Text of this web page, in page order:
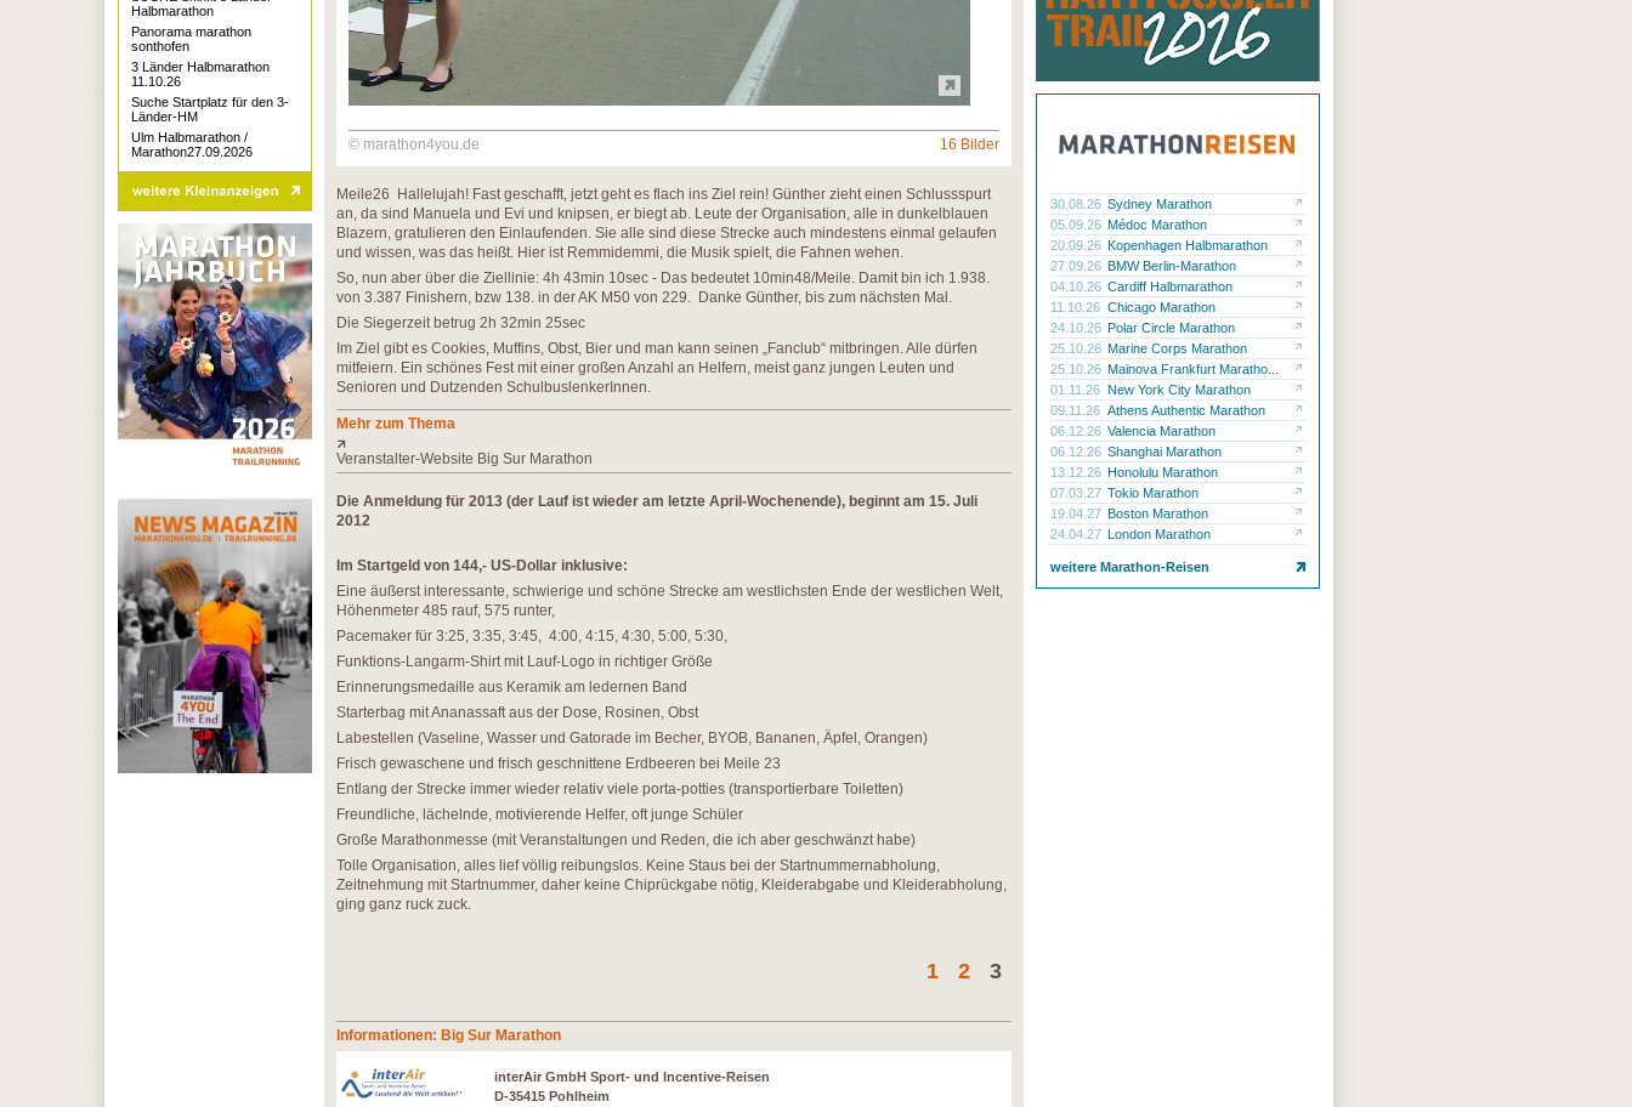
© marathon4you.de 16 Bilder
Meile26 Hallelujah! Fast geschafft, jetzt geht es flach ins Ziel rein! Günther zieht einen Schlussspurt
an, da sind Manuela und Evi und knipsen, er biegt ab. Leute der Organisation, alle in dunkelblauen
Blazern, gratulieren den Einlaufenden. Sie alle sind diese Strecke auch mindestens einmal gelaufen
und wissen, was das heißt. Hier ist Remmidemmi, die Musik spielt, die Fahnen wehen.
So, nun aber über die Ziellinie: 4h 43min 10sec - Das bedeutet 10min48/Meile. Damit bin ich 1.938.
von 3.387 Finishern, bzw 138. in der AK M50 von 229. Danke Günther, bis zum nächsten Mal.
Die Siegerzeit betrug 2h 32min 25sec
Im Ziel gibt es Cookies, Muffins, Obst, Bier und man kann seinen „Fanclub“ mitbringen. Alle dürfen
mitfeiern. Ein schönes Fest mit einer großen Anzahl an Helfern, meist ganz jungen Leuten und
Senioren und Dutzenden SchulbuslenkerInnen.
Mehr zum Thema
Veranstalter-Website Big Sur Marathon
Die Anmeldung für 2013 (der Lauf ist wieder am letzte April-Wochenende), beginnt am 15. Juli
2012
Im Startgeld von 144,- US-Dollar inklusive:
Eine äußerst interessante, schwierige und schöne Strecke am westlichsten Ende der westlichen Welt,
Höhenmeter 485 rauf, 575 runter,
Pacemaker für 3:25, 3:35, 3:45, 4:00, 4:15, 4:30, 5:00, 5:30,
Funktions-Langarm-Shirt mit Lauf-Logo in richtiger Größe
Erinnerungsmedaille aus Keramik am ledernen Band
Starterbag mit Ananassaft aus der Dose, Rosinen, Obst
Labestellen (Vaseline, Wasser und Gatorade im Becher, BYOB, Bananen, Äpfel, Orangen)
Frisch gewaschene und frisch geschnittene Erdbeeren bei Meile 23
Entlang der Strecke immer wieder relativ viele porta-potties (transportierbare Toiletten)
Freundliche, lächelnde, motivierende Helfer, oft junge Schüler
Große Marathonmesse (mit Veranstaltungen und Reden, die ich aber geschwänzt habe)
Tolle Organisation, alles lief völlig reibungslos. Keine Staus bei der Startnummernabholung,
Zeitnehmung mit Startnummer, daher keine Chiprückgabe nötig, Kleiderabgabe und Kleiderabholung,
ging ganz ruck zuck.
1 2 3
Informationen: Big Sur Marathon
interAir GmbH Sport- und Incentive-Reisen
D-35415 Pohlheim
30.08.26 Sydney Marathon
05.09.26 Médoc Marathon
20.09.26 Kopenhagen Halbmarathon
27.09.26 BMW Berlin-Marathon
04.10.26 Cardiff Halbmarathon
11.10.26 Chicago Marathon
24.10.26 Polar Circle Marathon
25.10.26 Marine Corps Marathon
25.10.26 Mainova Frankfurt Maratho...
01.11.26 New York City Marathon
09.11.26 Athens Authentic Marathon
06.12.26 Valencia Marathon
06.12.26 Shanghai Marathon
13.12.26 Honolulu Marathon
07.03.27 Tokio Marathon
19.04.27 Boston Marathon
24.04.27 London Marathon
weitere Marathon-Reisen
Halbmarathon
Panorama marathon
sonthofen
3 Länder Halbmarathon
11.10.26
Suche Startplatz für den 3-
Länder-HM
Ulm Halbmarathon /
Marathon27.09.2026